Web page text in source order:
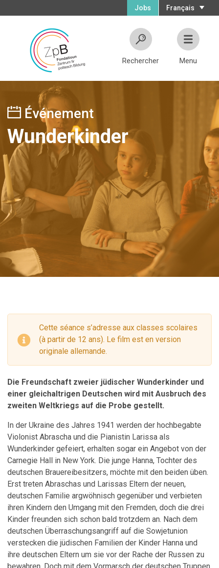
Français
Jobs
Rechercher Menu
Événement
Wunderkinder
Cette séance s’adresse aux classes scolaires
(à partir de 12 ans). Le film est en version
originale allemande.
Die Freundschaft zweier jüdischer Wunderkinder und
einer gleichaltrigen Deutschen wird mit Ausbruch des
zweiten Weltkriegs auf die Probe gestellt.
In der Ukraine des Jahres 1941 werden der hochbegabte
Violonist Abrascha und die Pianistin Larissa als
Wunderkinder gefeiert, erhalten sogar ein Angebot von der
Carnegie Hall in New York. Die junge Hanna, Tochter des
deutschen Brauereibesitzers, möchte mit den beiden üben.
Erst treten Abraschas und Larissas Eltern der neuen,
deutschen Familie argwöhnisch gegenüber und verbieten
ihren Kindern den Umgang mit den Fremden, doch die drei
Kinder freunden sich schon bald trotzdem an. Nach dem
deutschen Überraschungsangriff auf die Sowjetunion
verstecken die jüdischen Familien der Kinder Hanna und
ihre deutschen Eltern um sie vor der Rache der Russen zu